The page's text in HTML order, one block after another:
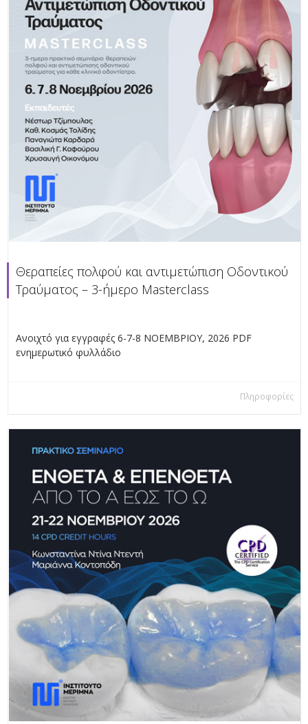
Θεραπείες πολφού και αντιμετώπιση Οδοντικού
Τραύματος – 3-ήμερο Masterclass
Ανοιχτό για εγγραφές 6-7-8 ΝΟΕΜΒΡΙΟΥ, 2026 PDF
ενημερωτικό φυλλάδιο
Πληροφορίες